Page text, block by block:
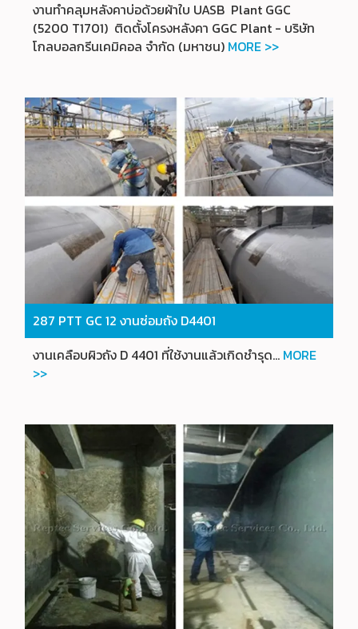
งานทำคลุมหลังคาบ่อด้วยผ้าใบ UASB Plant GGC
(5200 T1701) ติดตั้งโครงหลังคา GGC Plant - บริษัท
โกลบอลกรีนเคมิคอล จำกัด (มหาชน) MORE >>
287 PTT GC 12 งานซ่อมถัง D4401
งานเคลือบผิวถัง D 4401 ที่ใช้งานแล้วเกิดชำรุด... MORE
>>